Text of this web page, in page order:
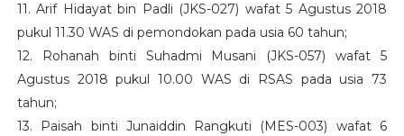
11. Arif Hidayat bin Padli (JKS-027) wafat 5 Agustus 2018
pukul 11.30 WAS di pemondokan pada usia 60 tahun;
12. Rohanah binti Suhadmi Musani (JKS-057) wafat 5
Agustus 2018 pukul 10.00 WAS di RSAS pada usia 73
tahun;
13. Paisah binti Junaiddin Rangkuti (MES-003) wafat 6